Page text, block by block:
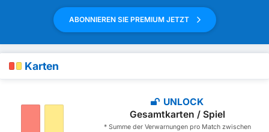
ABONNIEREN SIE PREMIUM JETZT
Karten
UNLOCK
Gesamtkarten / Spiel
* Summe der Verwarnungen pro Match zwischen